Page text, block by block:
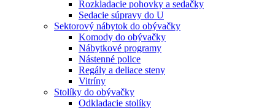
Rozkladacie pohovky a sedačky
Sedacie súpravy do U
Sektorový nábytok do obývačky
Komody do obývačky
Nábytkové programy
Nástenné police
Regály a deliace steny
Vitríny
Stolíky do obývačky
Odkladacie stolíky